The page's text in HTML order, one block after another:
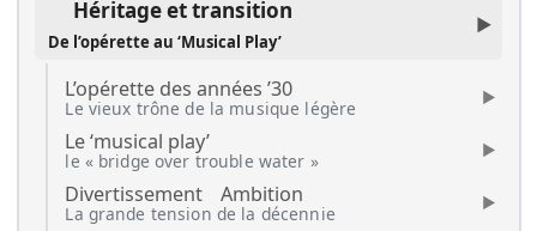
Héritage et transition
De l’opérette au ‘Musical Play’
L’opérette des années ’30
Le vieux trône de la musique légère
Le ‘musical play’
le « bridge over trouble water »
Divertissement Ambition
La grande tension de la décennie